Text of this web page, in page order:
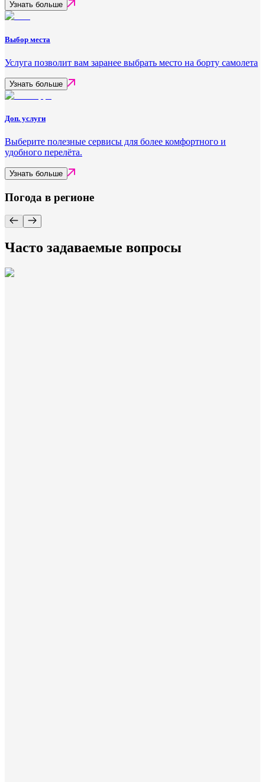
Узнать больше
Выбор места
Услуга позволит вам заранее выбрать место на борту самолета
Узнать больше
Доп. услуги
Выберите полезные сервисы для более комфортного и
удобного перелёта.
Узнать больше
Погода в регионе
Часто задаваемые вопросы